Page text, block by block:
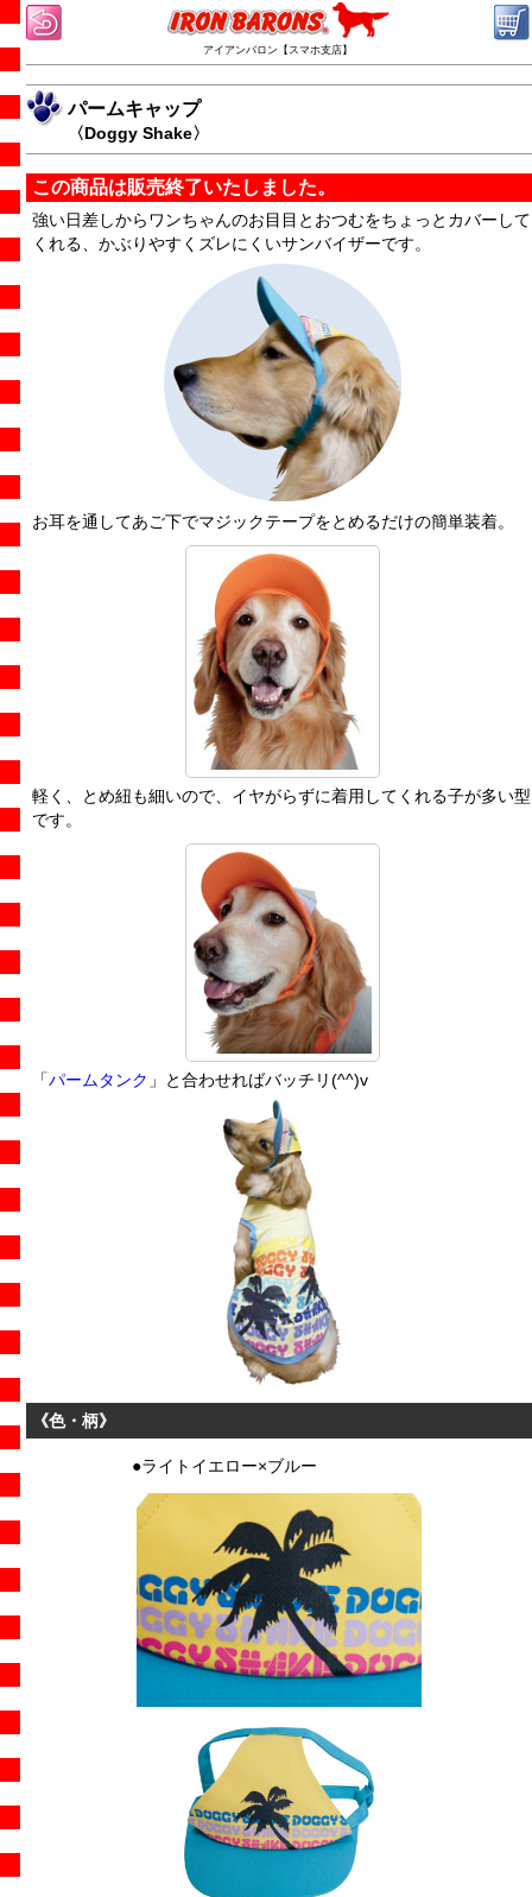
アイアンバロン【スマホ支店】
パームキャップ
〈Doggy Shake〉
この商品は販売終了いたしました。
強い日差しからワンちゃんのお目目とおつむをちょっとカバーして
くれる、かぶりやすくズレにくいサンバイザーです。
お耳を通してあご下でマジックテープをとめるだけの簡単装着。
軽く、とめ紐も細いので、イヤがらずに着用してくれる子が多い型
です。
「パームタンク 」と合わせればバッチリ(^^)v
《色・柄》
●ライトイエロー×ブルー